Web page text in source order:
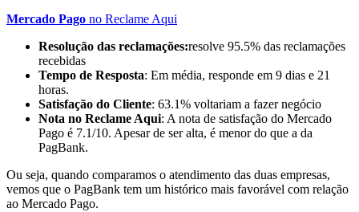
Mercado Pago no Reclame Aqui
Resolução das reclamações:resolve 95.5% das reclamações
recebidas
Tempo de Resposta: Em média, responde em 9 dias e 21
horas.
Satisfação do Cliente: 63.1% voltariam a fazer negócio
Nota no Reclame Aqui: A nota de satisfação do Mercado
Pago é 7.1/10. Apesar de ser alta, é menor do que a da
PagBank.
Ou seja, quando comparamos o atendimento das duas empresas,
vemos que o PagBank tem um histórico mais favorável com relação
ao Mercado Pago.